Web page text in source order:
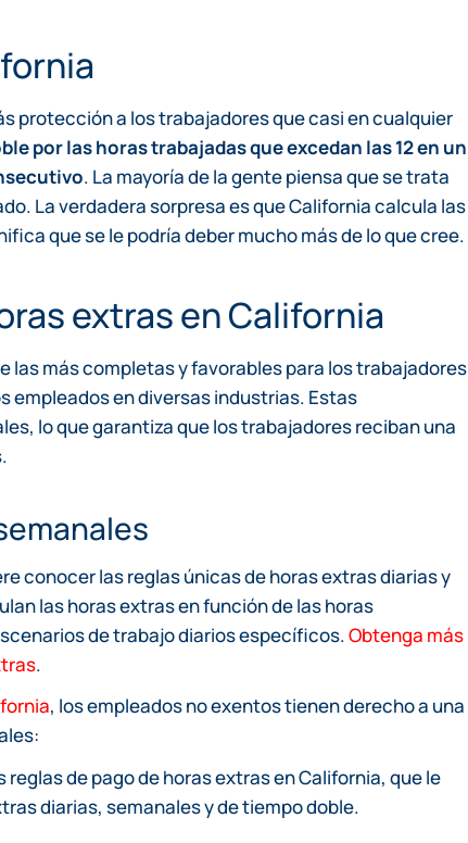
protección a los trabajadores que casi en cualquier
por las horas trabajadas que excedan las 12 en un
. La mayoría de la gente piensa que se trata
La verdadera sorpresa es que California calcula las
que se le podría deber mucho más de lo que cree.
extras en California
las más completas y favorables para los trabajadores
empleados en diversas industrias. Estas
lo que garantiza que los trabajadores reciban una
conocer las reglas únicas de horas extras diarias y
las horas extras en función de las horas
de trabajo diarios específicos. Obtenga más
.
, los empleados no exentos tienen derecho a una
de pago de horas extras en California, que le
diarias, semanales y de tiempo doble.